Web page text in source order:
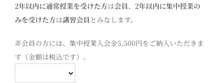
2年以内に通常授業を受けた方は会員、 2年以内に集中授業の
みを受けた方は講習会員 とみなします。
非会員の方には、集中授業入会金5,500円をご納入いただきま
す（金額は税込です）。